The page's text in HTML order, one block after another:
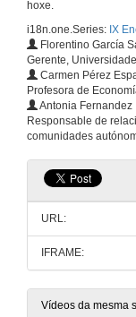
hoxe.
i18n.one.Series: IX
Florentino García
Gerente,
Carmen Pérez
Profesora de
Antonia Fernandez
Responsable de
comunidades
URL:
IFRAME:
Vídeos da mesma